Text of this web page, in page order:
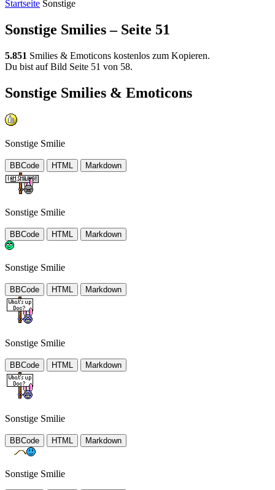
Startseite Sonstige
Sonstige Smilies – Seite 51
5.851 Smilies & Emoticons kostenlos zum Kopieren.
Du bist auf Bild Seite 51 von 58.
Sonstige Smilies & Emoticons
Sonstige Smilie
BBCode HTML Markdown
Sonstige Smilie
BBCode HTML Markdown
Sonstige Smilie
BBCode HTML Markdown
Sonstige Smilie
BBCode HTML Markdown
Sonstige Smilie
BBCode HTML Markdown
Sonstige Smilie